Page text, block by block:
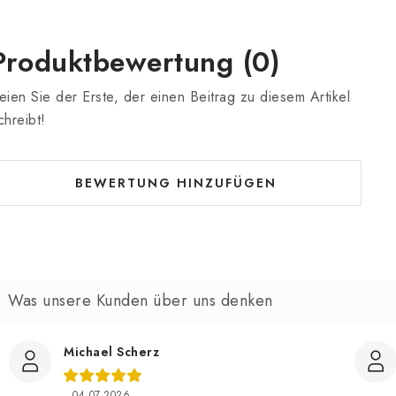
(0)
Sie der Erste, der einen Beitrag zu diesem Artikel
BEWERTUNG HINZUFÜGEN
Michael Scherz